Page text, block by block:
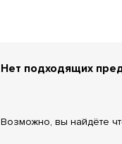
Нет подходящих
Возможно, вы найдёте